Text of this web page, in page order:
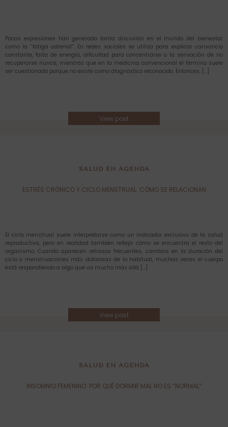
Pocas expresiones han generado tanta discusión en el mundo del bienestar
como la “fatiga adrenal”. En redes sociales se utiliza para explicar cansancio
constante, falta de energía, dificultad para concentrarse o la sensación de no
recuperarse nunca, mientras que en la medicina convencional el término suele
ser cuestionado porque no existe como diagnóstico reconocido. Entonces, […]
View post
SALUD EN AGENDA
ESTRÉS CRÓNICO Y CICLO MENSTRUAL: CÓMO SE RELACIONAN
El ciclo menstrual suele interpretarse como un indicador exclusivo de la salud
reproductiva, pero en realidad también refleja cómo se encuentra el resto del
organismo. Cuando aparecen retrasos frecuentes, cambios en la duración del
ciclo o menstruaciones más dolorosas de lo habitual, muchas veces el cuerpo
está respondiendo a algo que va mucho más allá […]
View post
SALUD EN AGENDA
INSOMNIO FEMENINO: POR QUÉ DORMIR MAL NO ES “NORMAL”